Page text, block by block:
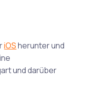
iOSherunter und
und darüber